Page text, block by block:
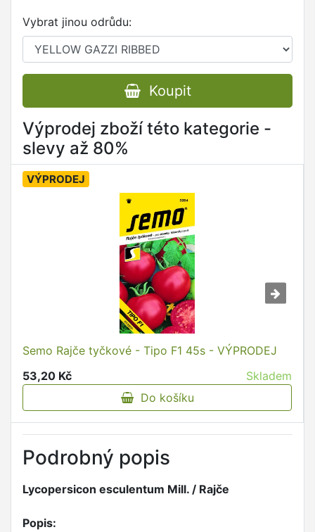
Vybrat jinou odrůdu:
Koupit
Výprodej zboží této kategorie -
slevy až 80%
VÝPRODEJ
Semo Rajče tyčkové - Tipo F1 45s - VÝPRODEJ
53,20 Kč
Skladem
Do košíku
Podrobný popis
Lycopersicon esculentum Mill. / Rajče
Popis: